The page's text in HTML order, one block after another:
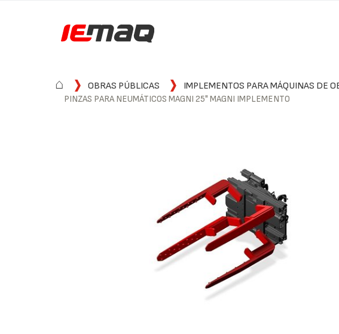
⌂ OBRAS PÚBLICAS
IMPLEMENTOS PARA MÁQUINAS DE
PINZAS PARA NEUMÁTICOS MAGNI 25" MAGNI IMPLEMENTO